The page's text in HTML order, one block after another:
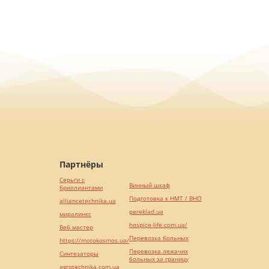
Партнёры
Серьги с
бриллиантами
alliancetechnika.ua
миралинкс
Веб мастер
https://motokosmos.ua/
Синтезаторы
agrotechnika.com.ua
Винный шкаф
Подготовка к НМТ / ВНО
pereklad.ua
hospice-life.com.ua/
Перевозка больных
Перевозка лежачих
больных за границу